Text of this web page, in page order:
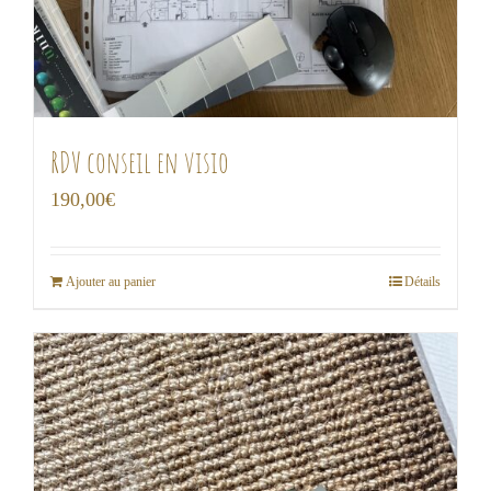
RDV conseil en visio
190,00€
Ajouter au panier Détails